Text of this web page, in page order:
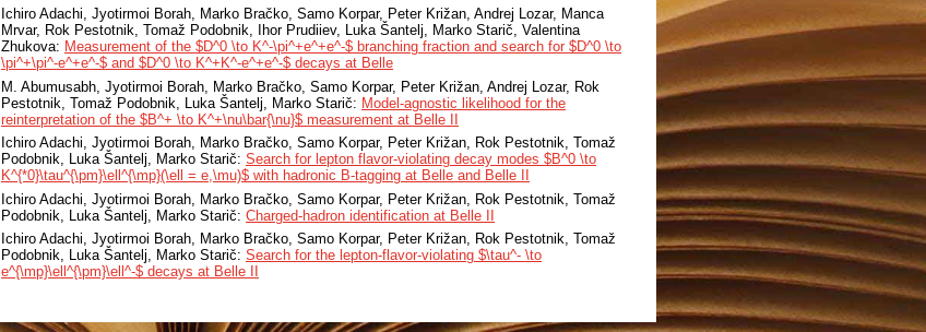
Ichiro Adachi, Jyotirmoi Borah, Marko Bračko, Samo Korpar, Peter Križan, Andrej Lozar, Manca
Mrvar, Rok Pestotnik, Tomaž Podobnik, Ihor Prudiiev, Luka Šantelj, Marko Starič, Valentina
Zhukova: Measurement of the $D^0 \to K^-\pi^+e^+e^-$ branching fraction and search for $D^0 \to
\pi^+\pi^-e^+e^-$ and $D^0 \to K^+K^-e^+e^-$ decays at Belle
M. Abumusabh, Jyotirmoi Borah, Marko Bračko, Samo Korpar, Peter Križan, Andrej Lozar, Rok
Pestotnik, Tomaž Podobnik, Luka Šantelj, Marko Starič: Model-agnostic likelihood for the
reinterpretation of the $B^+ \to K^+\nu\bar{\nu}$ measurement at Belle II
Ichiro Adachi, Jyotirmoi Borah, Marko Bračko, Samo Korpar, Peter Križan, Rok Pestotnik, Tomaž
Podobnik, Luka Šantelj, Marko Starič: Search for lepton flavor-violating decay modes $B^0 \to
K^{*0}\tau^{\pm}\ell^{\mp}(\ell = e,\mu)$ with hadronic B-tagging at Belle and Belle II
Ichiro Adachi, Jyotirmoi Borah, Marko Bračko, Samo Korpar, Peter Križan, Rok Pestotnik, Tomaž
Podobnik, Luka Šantelj, Marko Starič: Charged-hadron identification at Belle II
Ichiro Adachi, Jyotirmoi Borah, Marko Bračko, Samo Korpar, Peter Križan, Rok Pestotnik, Tomaž
Podobnik, Luka Šantelj, Marko Starič: Search for the lepton-flavor-violating $\tau^- \to
e^{\mp}\ell^{\pm}\ell^-$ decays at Belle II